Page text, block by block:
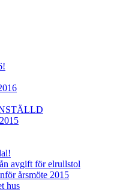
avgift för elrullstol
årsmöte 2015
hus